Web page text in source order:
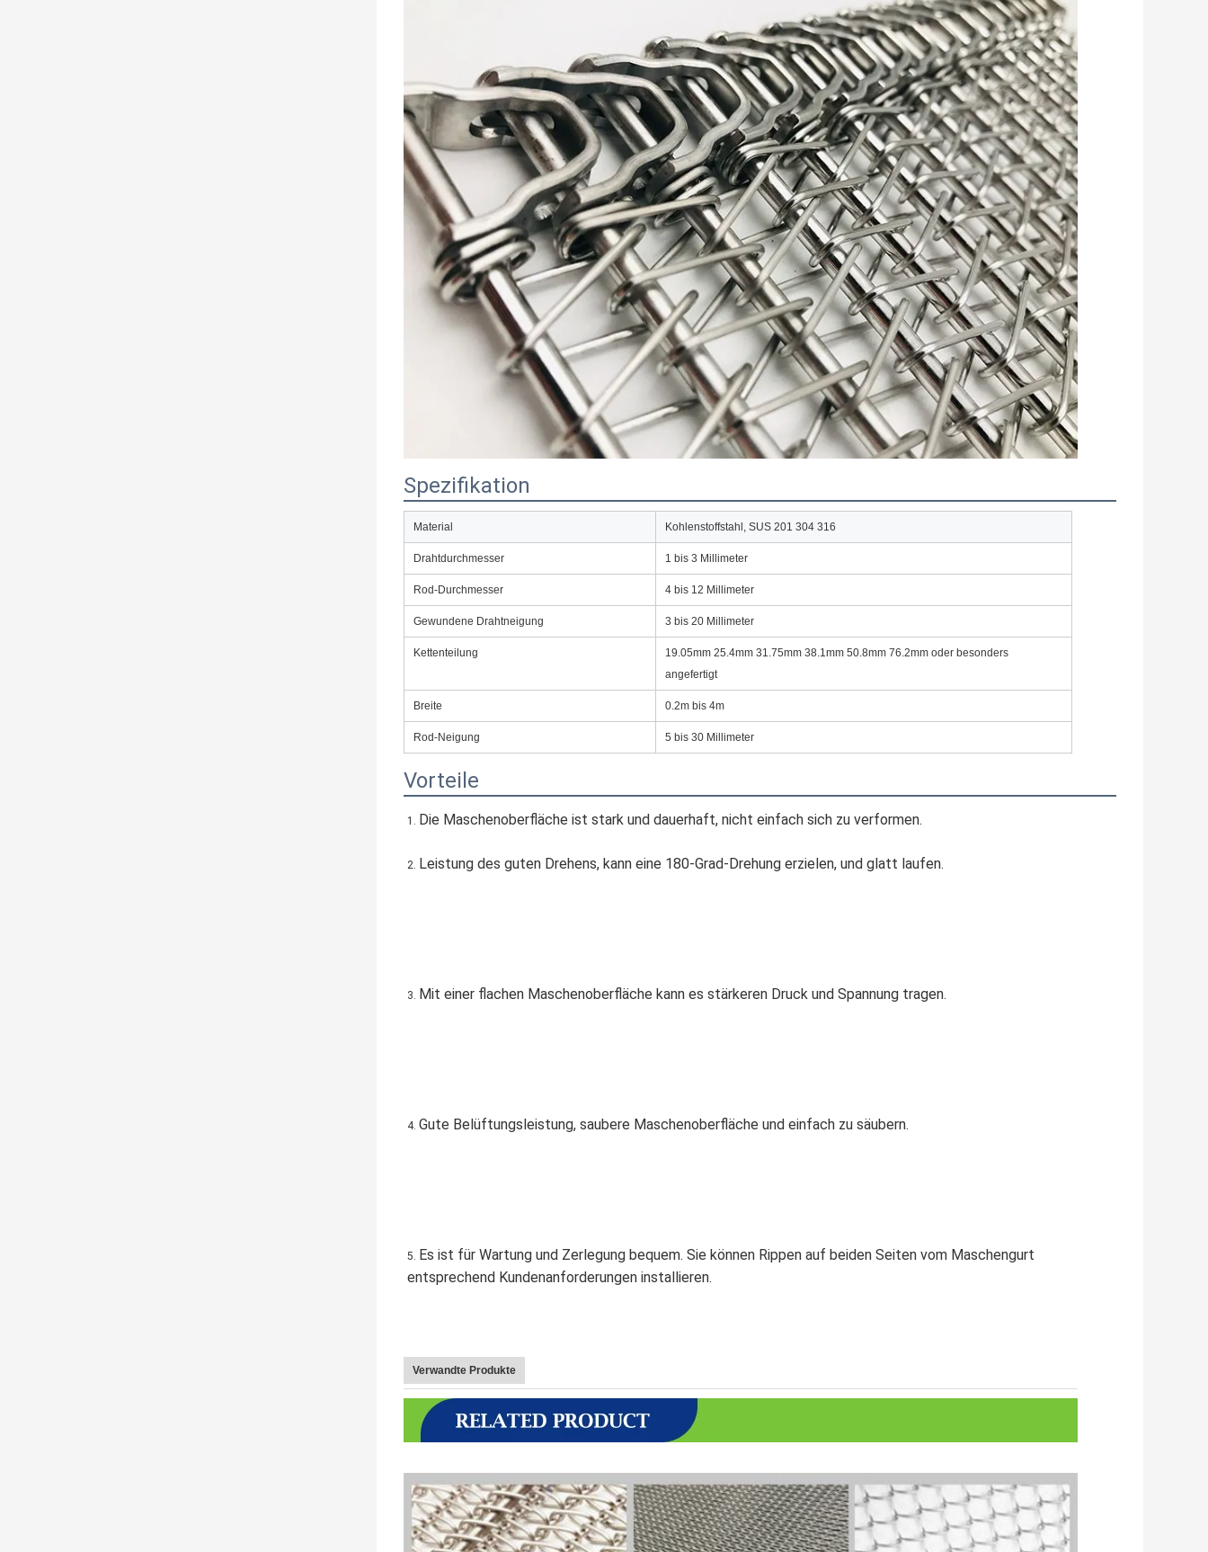
Spezifikation
Material Kohlenstoffstahl, SUS 201 304 316
Drahtdurchmesser 1 bis 3 Millimeter
Rod-Durchmesser 4 bis 12 Millimeter
Gewundene Drahtneigung 3 bis 20 Millimeter
Kettenteilung
19.05mm 25.4mm 31.75mm 38.1mm 50.8mm 76.2mm oder besonders
angefertigt
Breite 0.2m bis 4m
Rod-Neigung 5 bis 30 Millimeter
Vorteile
1. Die Maschenoberfläche ist stark und dauerhaft, nicht einfach sich zu verformen.
2. Leistung des guten Drehens, kann eine 180-Grad-Drehung erzielen, und glatt laufen.
3. Mit einer flachen Maschenoberfläche kann es stärkeren Druck und Spannung tragen.
4. Gute Belüftungsleistung, saubere Maschenoberfläche und einfach zu säubern.
5. Es ist für Wartung und Zerlegung bequem. Sie können Rippen auf beiden Seiten vom Maschengurt
entsprechend Kundenanforderungen installieren.
Verwandte Produkte